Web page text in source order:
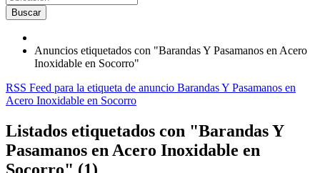
Buscar
Anuncios etiquetados con "Barandas Y Pasamanos en Acero
Inoxidable en Socorro"
RSS Feed para la etiqueta de anuncio Barandas Y Pasamanos en
Acero Inoxidable en Socorro
Listados etiquetados con "Barandas Y
Pasamanos en Acero Inoxidable en